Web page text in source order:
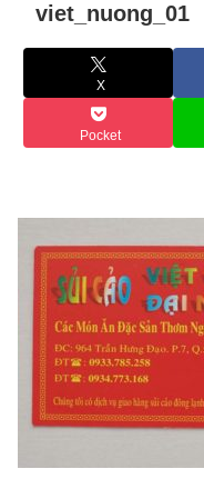
viet_nuong_01
X
Pocket